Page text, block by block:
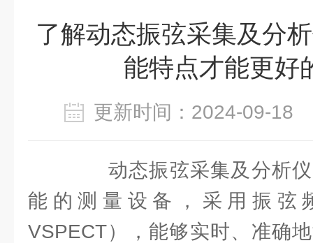
了解动态振弦采集及分
能特点才能更好
更新时间：2024-09-
动态振弦采集及分析仪
能的测量设备，采用振弦
VSPECT），能够实时、准确